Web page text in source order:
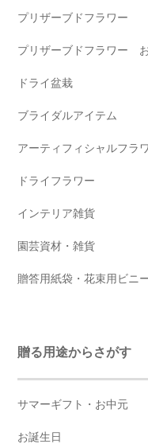
プリザーブドフラワー
プリザーブドフラワー
ドライ盆栽
ブライダルアイテム
アーティフィシャルフラ
ドライフラワー
インテリア雑貨
園芸資材・雑貨
贈答用紙袋・花束用ビニ
贈る用途からさがす
サマーギフト・お中元
お誕生日